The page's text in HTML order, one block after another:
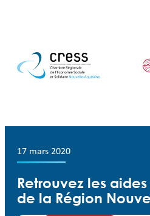
17 mars 2020
Retrouvez les
de la Région